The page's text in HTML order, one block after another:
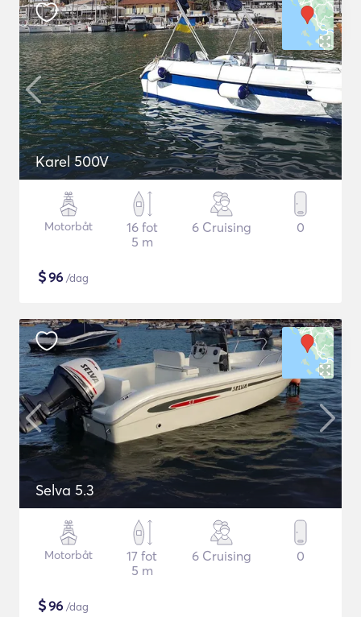
Karel 500V
Motorbåt
16 fot
5 m
6 Cruising 0
$96 /dag
Selva 5.3
Motorbåt
17 fot
5 m
6 Cruising 0
$96 /dag